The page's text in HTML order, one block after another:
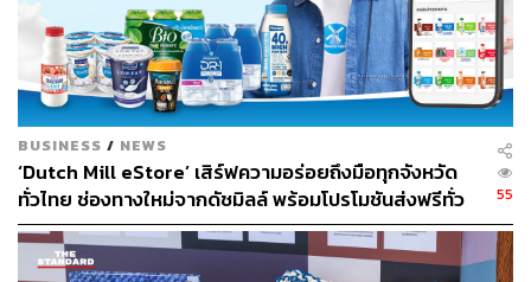
ด้วยเทคโนโลยีที่ล้ำหน้าไม่เหมือนใครนี้เอง
แอร์และเครื่องฟอกอากาศ Daikin Streamer จึงได้รับความ
สนใจและขายดีในช่วงการแพร่ระบาดของเชื้อไวรัสที่ผ่านมา
แถมยังเป็นไอเท็มที่เหล่าบรรดาเจ้าของธุรกิจ ทั้งโรง
ภาพยนตร์ ร้านอาหาร ร้านทำผม และหลายๆ ภาคธุรกิจ ต่าง
ก็ยอมลงทุนซื้อและใช้ เพื่อสร้างความมั่นใจให้กับพนักงาน
และเหล่าบรรดาลูกค้าที่เข้ามาใช้บริการในธุรกิจของตนเอง
BUSINESS / NEWS
‘Dutch Mill eStore’ เสิร์ฟความอร่อยถึงมือทุกจังหวัด
ทั่วไทย ช่องทางใหม่จากดัชมิลล์ พร้อมโปรโมชันส่งฟรีทั่ว
ประเทศ ส่งไว สั่งก่อนเที่ยง ได้ของวันถัดไป ส่งสินค้าแบบ
เย็นตรงจากโรงงาน [ADVERTORIAL]
55